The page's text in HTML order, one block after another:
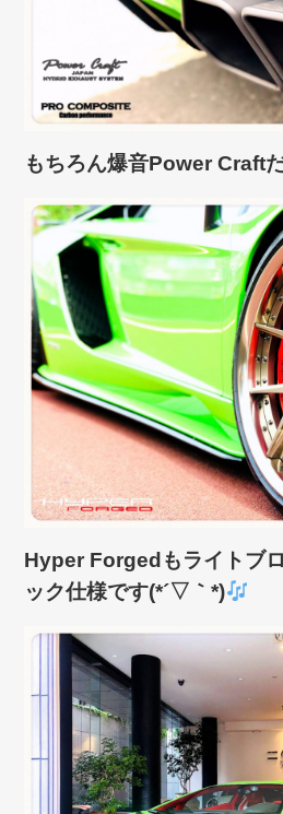
もちろん爆音Power Craft
Hyper Forgedもライトブ
ック仕様です(*´▽｀*)